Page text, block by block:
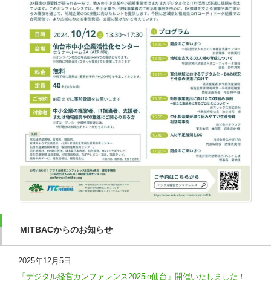
MITBACからのお知らせ
2025年12月5日
「デジタル経営カンファレンス2025in仙台」開催いたしました！